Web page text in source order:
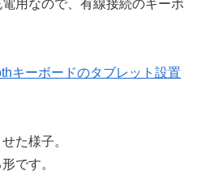
用なので、有線接続のキーボ
た様子。
です。